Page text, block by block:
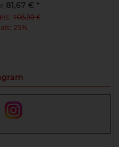
81,67 € *
108,90 €
25%